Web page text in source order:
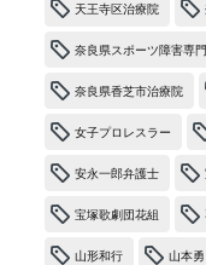
天王寺区治療院
奈良県スポーツ障害専門
奈良県香芝市治療院
女子プロレスラー
安永一郎弁護士
宝塚歌劇団花組
山形和行 山本勇